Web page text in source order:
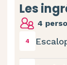
Les
4
4